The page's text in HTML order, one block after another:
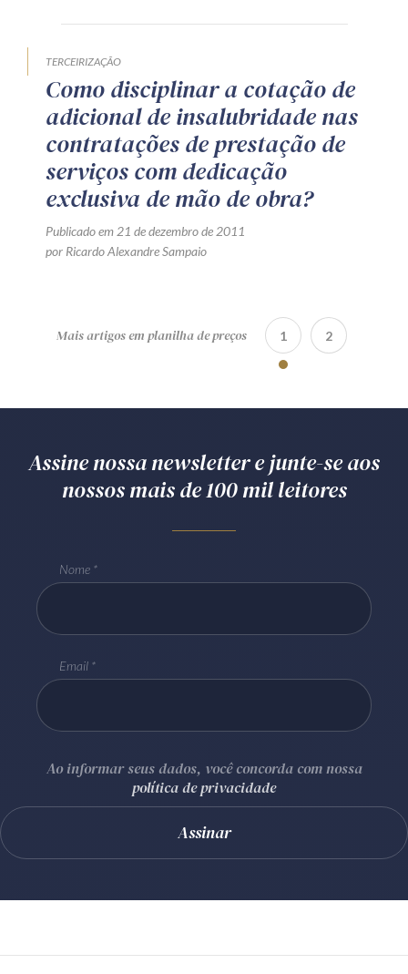
TERCEIRIZAÇÃO
Como disciplinar a cotação de
adicional de insalubridade nas
contratações de prestação de
serviços com dedicação
exclusiva de mão de obra?
Publicado em 21 de dezembro de 2011
por Ricardo Alexandre Sampaio
Mais artigos em planilha de preços 1 2
Assine nossa newsletter e junte-se aos
nossos mais de 100 mil leitores
Nome
Email
Ao informar seus dados, você concorda com nossa
política de privacidade